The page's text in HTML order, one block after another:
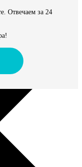
Отвечаем за 24